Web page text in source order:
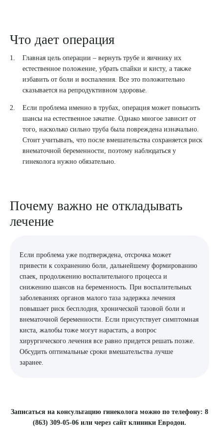
Что дает операция
Главная цель операции – вернуть трубе и яичнику их
естественное положение, убрать спайки и кисту, а также
избавить от боли и воспаления. Все это положительно
сказывается на репродуктивном здоровье.
Если проблема именно в трубах, операция может повысить
шансы на естественное зачатие. Однако многое зависит от
того, насколько сильно труба была повреждена изначально.
Стоит учитывать, что после вмешательства сохраняется риск
внематочной беременности, поэтому наблюдаться у
гинеколога нужно обязательно.
Почему важно не откладывать
лечение
Если проблема уже подтверждена, отсрочка может
привести к сохранению боли, дальнейшему формированию
спаек, продолжению воспалительного процесса и
снижению шансов на беременность. При воспалительных
заболеваниях органов малого таза задержка лечения
повышает риск бесплодия, хронической тазовой боли и
внематочной беременности. Если присутствует симптомная
киста, жалобы тоже могут нарастать, а вопрос
хирургического лечения все равно придется решать позже.
Обсудить оптимальные сроки вмешательства лучше
заранее.
Записаться на консультацию гинеколога можно по телефону: 8
(863) 309-05-06 или через сайт клиники Евродон.
ОТПРАВИТЬ
Я даю согласие наобработку персональных данных
Выберите сопутствующую услугу